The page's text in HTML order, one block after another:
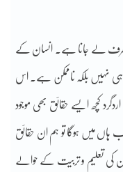
طرف لے جانا ہے۔ انسان کے
ہی نہیں بلکہ ناممکن ہے۔ اس
کچھ ایسے حقائق بھی موجود
ہاں میں ہوگا تو ہم ان حقائق
کی تعلیم و تربیت کے حوالے